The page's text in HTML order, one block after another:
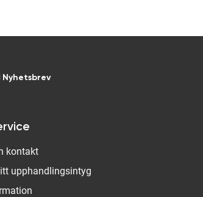
Nyhetsbrev
kontakt
upphandlingsintyg